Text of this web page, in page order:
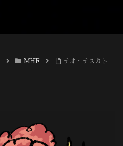
MHF
テオ・テスカト